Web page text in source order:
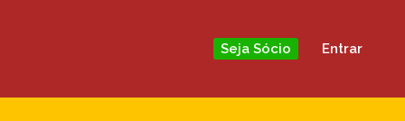
Seja Sócio Entrar